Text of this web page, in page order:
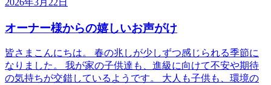
2026年3月22日
オーナー様からの嬉しいお声がけ
皆さまこんにちは。 春の兆しが少しずつ感じられる季節に
なりました。 我が家の子供達も、進級に向けて不安や期待
の気持ちが交錯しているようです。 大人も子供も、環境の